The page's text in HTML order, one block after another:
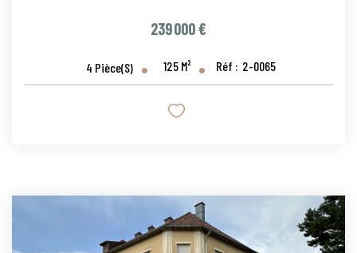
239 000 €
4 Pièce(s) 125 M² Réf : 2-0065